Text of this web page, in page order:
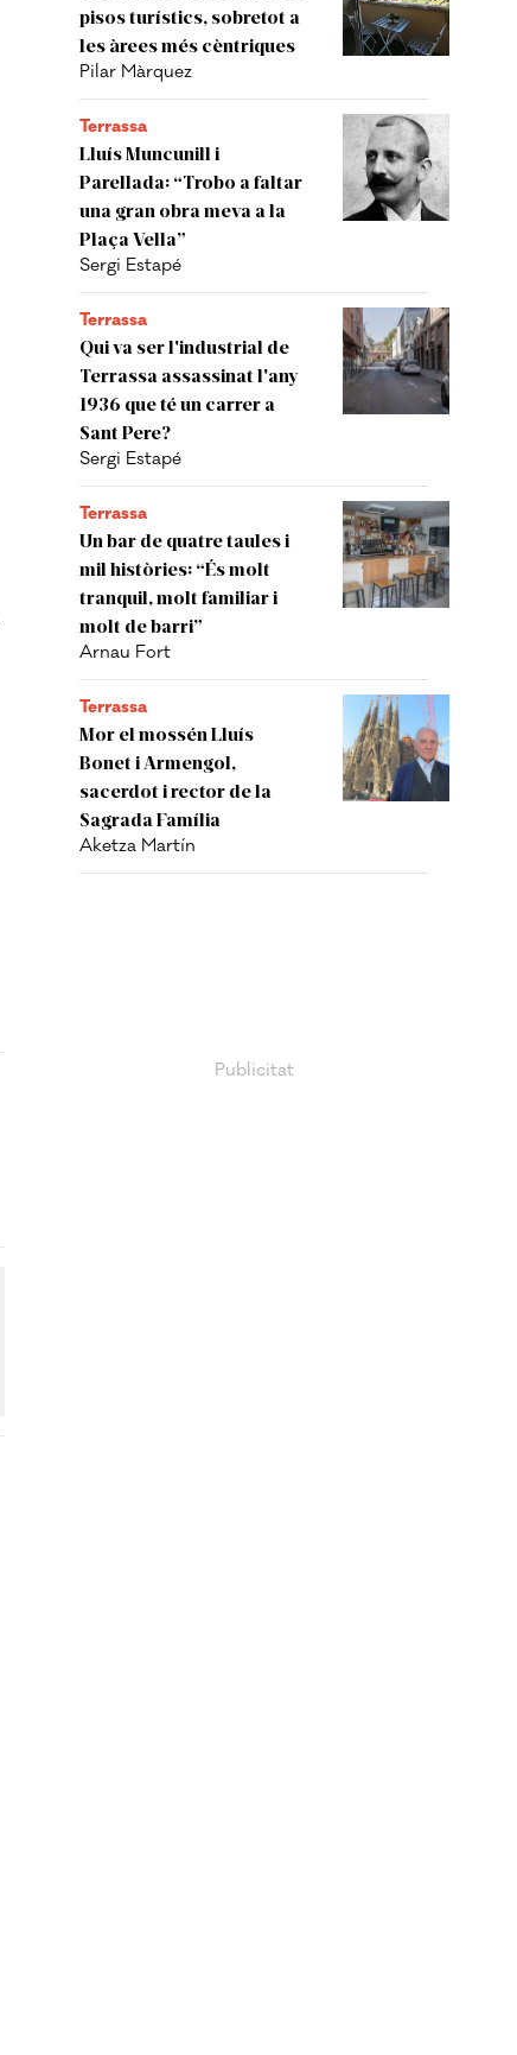
pisos turístics, sobretot a
les àrees més cèntriques
Pilar Màrquez
Terrassa
Lluís Muncunill i
Parellada: “Trobo a faltar
una gran obra meva a la
Plaça Vella”
Sergi Estapé
Terrassa
Qui va ser l'industrial de
Terrassa assassinat l'any
1936 que té un carrer a
Sant Pere?
Sergi Estapé
Terrassa
Un bar de quatre taules i
mil històries: “És molt
tranquil, molt familiar i
molt de barri”
Arnau Fort
Terrassa
Mor el mossén Lluís
Bonet i Armengol,
sacerdot i rector de la
Sagrada Família
Aketza Martín